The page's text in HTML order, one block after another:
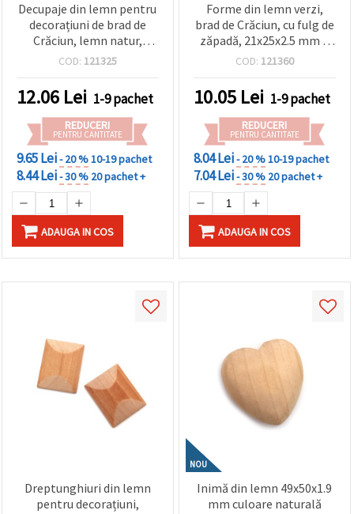
Decupaje din lemn pentru
decorațiuni de brad de
Crăciun, lemn natur,
28x30x2 mm - 10 buc.
COD: 121325
12.06 Lei 1-9 pachet
REDUCERI
PENTRU CANTITATE
9.65 Lei- 20 %10-19 pachet
8.44 Lei- 30 % 20 pachet +
ADAUGA IN COS
Forme din lemn verzi,
brad de Crăciun, cu fulg de
zăpadă, 21x25x2.5 mm –
Set de 10 piese decorative
bricolaj și proiecte DIY
COD: 121360
10.05 Lei 1-9 pachet
REDUCERI
PENTRU CANTITATE
8.04 Lei- 20 %10-19 pachet
7.04 Lei- 30 % 20 pachet +
ADAUGA IN COS
Dreptunghiuri din lemn
pentru decorațiuni,
NOU
Inimă din lemn 49x50x1.9
mm culoare naturală